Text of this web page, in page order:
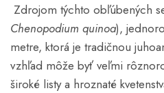
Zdrojom týchto obľúbených
Chenopodium quinoa),
metre, ktorá je tradičnou
vzhľad môže byť veľmi
široké listy a hroznaté